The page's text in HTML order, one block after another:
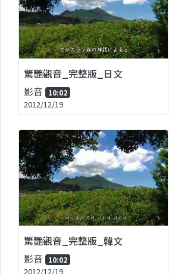
驚艷觀音_完整版_日文
影音 10:02
2012/12/19
驚艷觀音_完整版_韓文
影音 10:02
2012/12/19